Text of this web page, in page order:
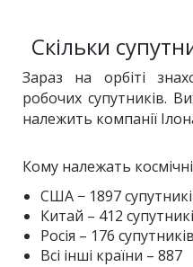
Скільки
Зараз на орбіті
робочих супутників.
належить компанії
Кому належать
США − 1897
Китай – 412
Росія – 176 супутників
Всі інші країни – 887